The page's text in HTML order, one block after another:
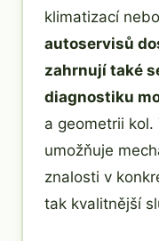
klimatizací
autoservisů
zahrnují také
diagnostiku
a geometrii kol.
umožňuje
znalosti v
tak kvalitnější